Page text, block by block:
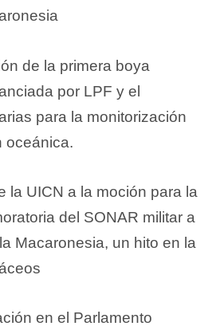
de la primera boya
por LPF y el
para la monitorización
oceánica.
la UICN a la moción para la
del SONAR militar a
Macaronesia, un hito en la
en el Parlamento